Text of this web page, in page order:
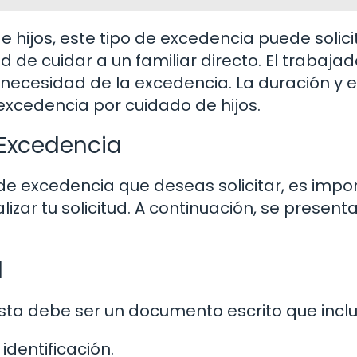
hijos, este tipo de excedencia puede
de cuidar a un familiar directo. El
de la excedencia. La duración y
por cuidado de hijos.
excedencia que deseas solicitar, es
tu solicitud. A continuación, se
debe ser un documento escrito que